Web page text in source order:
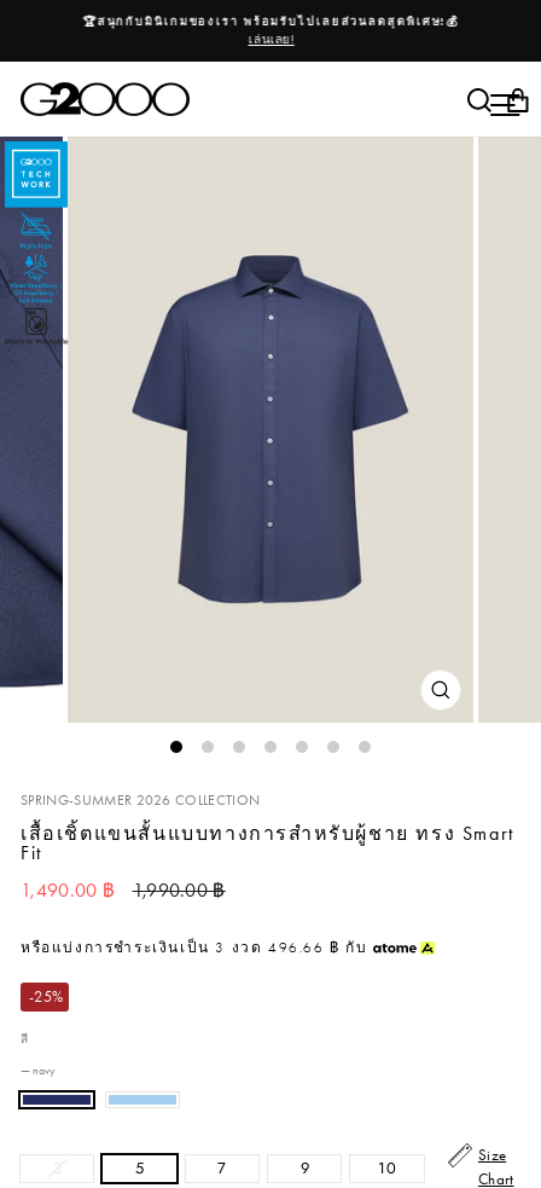
หยุดสไลด์โชว์
🏆สนุกกับมินิเกมของเรา พร้อมรับไปเลยส่วนลดสุดพิเศษ!💰
เล่นเลย!
ค้นห
เ
ปิด
(ESC)
SPRING-SUMMER 2026 COLLECTION
เสื้อเชิ้ตแขนสั้นแบบทางการสำหรับผู้ชาย ทรง Smart
Fit
ราคาปกติ
1,490.00 ฿ 1,990.00 ฿
หรือแบ่งการชำระเงินเป็น 3 งวด496.66 ฿ กับ
-25%
สี
—navy
3 5 7 9 10
Size
Chart